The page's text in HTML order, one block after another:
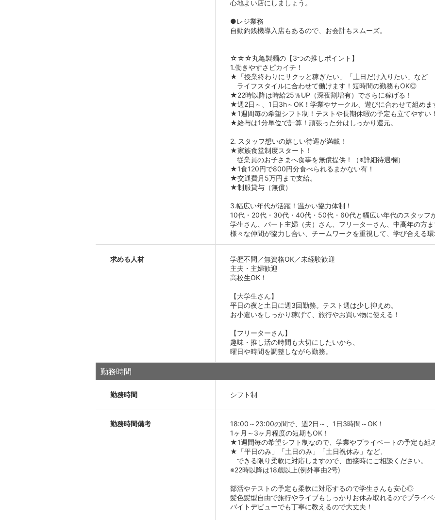
心地よい店にしましょう。
●レジ業務
自動釣銭機導入店もあるので、お会計もスムーズ。
☆☆☆丸亀製麺の【3つの推しポイント】
1.働きやすさピカイチ！
★「授業終わりにサクッと稼ぎたい」「土日だけ入りたい」など
ライフスタイルに合わせて働けます！短時間の勤務もOK◎
★22時以降は時給25％UP（深夜割増有）でさらに稼げる！
★週2日～、1日3h～OK！学業やサークル、遊びに合わせて組めま
★1週間毎の希望シフト制！テストや長期休暇の予定も立てやすい
★給与は1分単位で計算！頑張った分はしっかり還元。
2. スタッフ想いの嬉しい待遇が満載！
★家族食堂制度スタート！
従業員のお子さまへ食事を無償提供！（※詳細待遇欄）
★1食120円で800円分食べられるまかない有！
★交通費月5万円まで支給。
★制服貸与（無償）
3.幅広い年代が活躍！温かい協力体制！
10代・20代・30代・40代・50代・60代と幅広い年代のスタッフ
学生さん、パート主婦（夫）さん、フリーターさん、中高年の方
様々な仲間が協力し合い、チームワークを重視して、学び合える
求める人材
学歴不問／無資格OK／未経験歓迎
主夫・主婦歓迎
高校生OK！
【大学生さん】
平日の夜と土日に週3回勤務。テスト週は少し抑えめ。
お小遣いをしっかり稼げて、旅行やお買い物に使える！
【フリーターさん】
趣味・推し活の時間も大切にしたいから、
曜日や時間を調整しながら勤務。
勤務時間
勤務時間 シフト制
勤務時間備考
18:00～23:00の間で、週2日～、1日3時間～OK！
1ヶ月～3ヶ月程度の短期もOK！
★1週間毎の希望シフト制なので、学業やプライベートの予定も組
★「平日のみ」「土日のみ」「土日祝休み」など、
できる限り柔軟に対応しますので、面接時にご相談ください。
※22時以降は18歳以上(例外事由2号)
部活やテストの予定も柔軟に対応するので学生さんも安心◎
髪色髪型自由で旅行やライブもしっかりお休み取れるのでプライ
バイトデビューでも丁寧に教えるので大丈夫！